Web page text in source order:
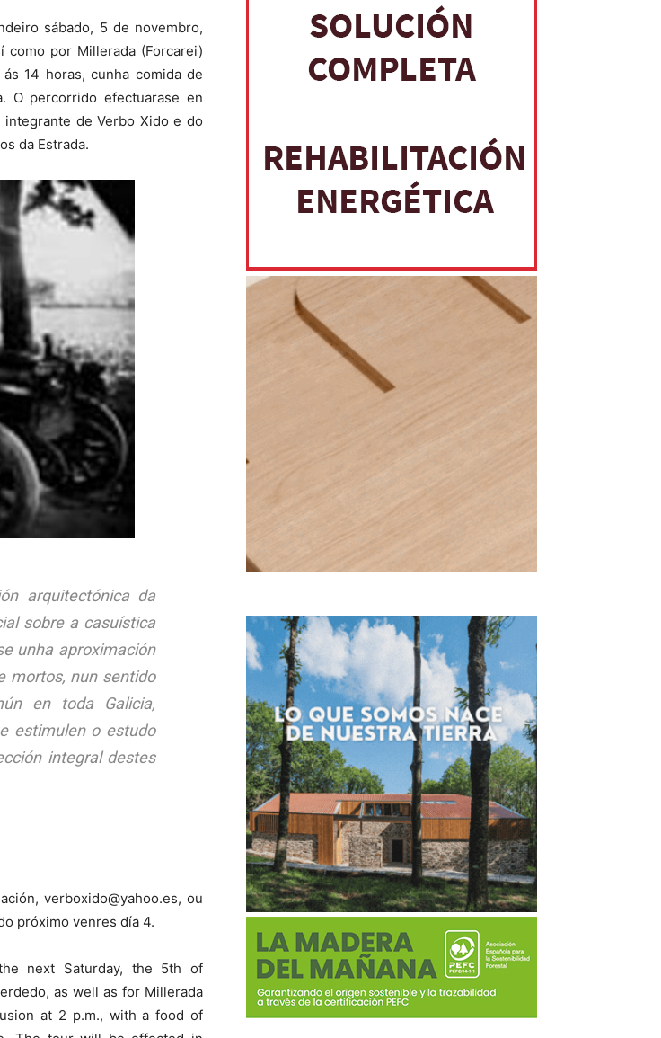
sábado, 5 de novembro,
por Millerada (Forcarei)
14 horas, cunha comida de
O percorrido efectuarase en
de Verbo Xido e do
da Estrada.
arquitectónica da
sobre a casuística
unha aproximación
mortos, nun sentido
en toda Galicia,
estimulen o estudo
integral destes
verboxido@yahoo.es, ou
próximo venres día 4.
next Saturday, the 5th of
as well as for Millerada
at 2 p.m., with a food of